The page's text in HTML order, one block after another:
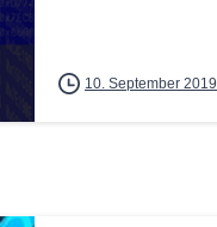
10. September 2019